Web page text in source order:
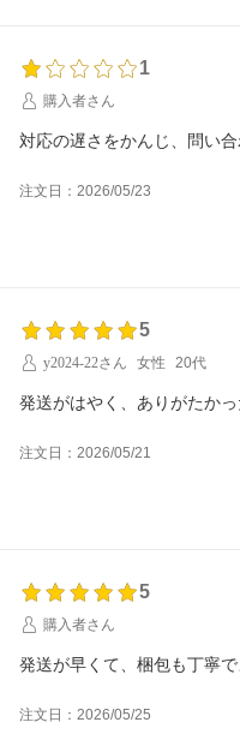
1
購入者さん
対応の遅さをかんじ、問い
注文日：2026/05/23
5
y2024-22さん
女性 20代
発送がはやく、ありがたかっ
注文日：2026/05/21
5
購入者さん
発送が早くて、梱包も丁寧で
注文日：2026/05/25